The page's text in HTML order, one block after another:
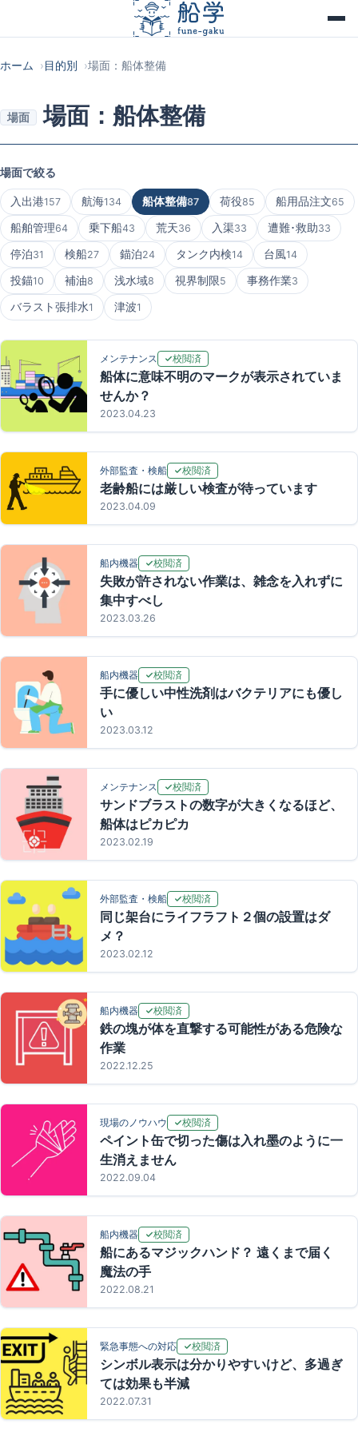
ホーム 目的別 場面：船体整備
場面 場面：船体整備
場面で絞る
入出港157 航海134 船体整備87 荷役85 船用品注文65
船舶管理64 乗下船43 荒天36 入渠33 遭難･救助33
停泊31 検船27 錨泊24 タンク内検14 台風14
投錨10 補油8 浅水域8 視界制限5 事務作業3
バラスト張排水1 津波1
メンテナンス 校閲済
船体に意味不明のマークが表示されていま
せんか？
2023.04.23
外部監査・検船 校閲済
老齢船には厳しい検査が待っています
2023.04.09
船内機器 校閲済
失敗が許されない作業は、雑念を入れずに
集中すべし
2023.03.26
船内機器 校閲済
手に優しい中性洗剤はバクテリアにも優し
い
2023.03.12
メンテナンス 校閲済
サンドブラストの数字が大きくなるほど、
船体はピカピカ
2023.02.19
外部監査・検船 校閲済
同じ架台にライフラフト２個の設置はダ
メ？
2023.02.12
船内機器 校閲済
鉄の塊が体を直撃する可能性がある危険な
作業
2022.12.25
現場のノウハウ 校閲済
ペイント缶で切った傷は入れ墨のように一
生消えません
2022.09.04
船内機器 校閲済
船にあるマジックハンド？ 遠くまで届く
魔法の手
2022.08.21
緊急事態への対応 校閲済
シンボル表示は分かりやすいけど、多過ぎ
ては効果も半減
2022.07.31